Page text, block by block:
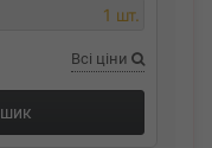
1 шт.
Всі ціни